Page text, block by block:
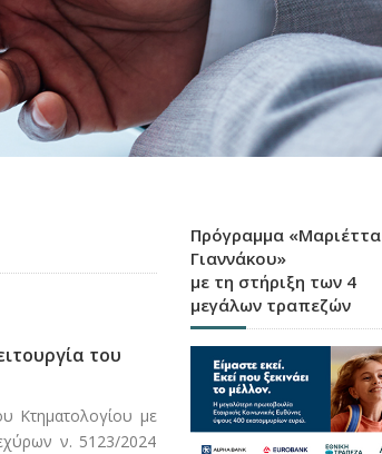
του
Κτηματολογίου με
ν. 5123/2024
Πρόγραμμα «Μαριέττα
Γιαννάκου»
με τη στήριξη των 4
μεγάλων τραπεζών